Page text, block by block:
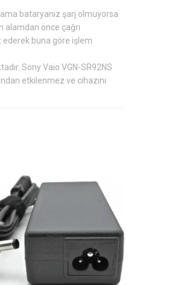
ama bataryanız şarj olmuyorsa
alamdan önce çağrı
buna göre işlem
Sony Vaio VGN-SR92NS
etkilenmez ve cihazını